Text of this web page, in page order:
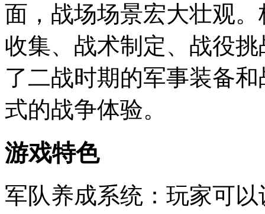
面，战场场景宏大壮观
收集、战术制定、战役
了二战时期的军事装备
式的战争体验。
游戏特色
军队养成系统：玩家可